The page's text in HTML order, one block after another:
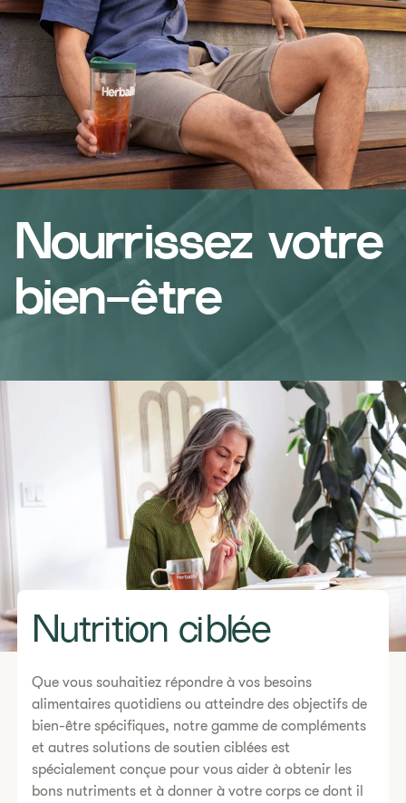
Nourrissez votre
bien-être
Nutrition ciblée
Que vous souhaitiez répondre à vos besoins
alimentaires quotidiens ou atteindre des objectifs de
bien-être spécifiques, notre gamme de compléments
et autres solutions de soutien ciblées est
spécialement conçue pour vous aider à obtenir les
bons nutriments et à donner à votre corps ce dont il